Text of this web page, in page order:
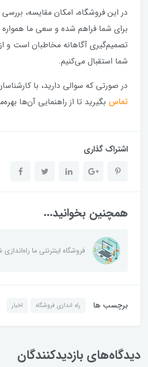
در این فروشگاه، امکان مقایسه،
برای شما فراهم شده و سعی ما
تصمیم‌گیری آگاهانه مخاطبان است و
شما استقبال می‌کنیم.
در صورتی که سوالی دارید، با
تماس بگیرید تا از راهنمایی آن‌ها
اشتراک گذاری
همچنین بخوانید...
فروشگاه اینترنتی ما
برچسب ها راه اندازی فروشگاه اخبار
دیدگاه‌های بازدیدکنندگان